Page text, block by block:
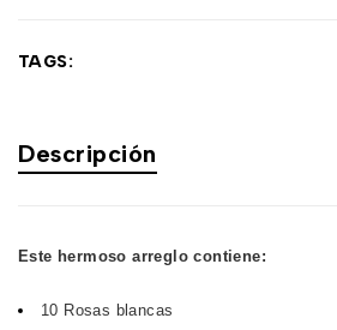
TAGS:
Descripción
Este hermoso arreglo contiene:
10 Rosas blancas